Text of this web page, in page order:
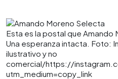
Esta es la postal que Amando
Una esperanza intacta. Foto:
ilustrativo y no
comercial/https://
utm_medium=copy_link